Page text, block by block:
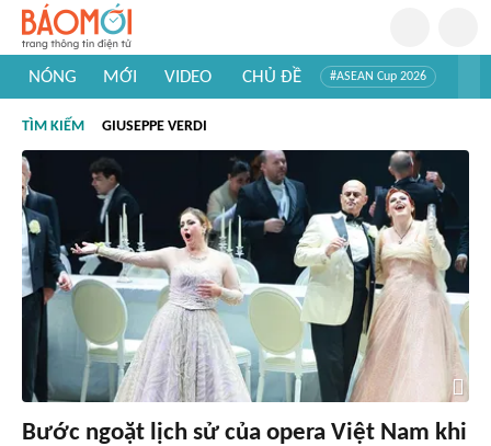
NÓNG MỚI VIDEO CHỦ ĐỀ #ASEAN Cup 2026
#Khám phá thế giới
TÌM KIẾM GIUSEPPE VERDI
Bước ngoặt lịch sử của opera Việt Nam khi